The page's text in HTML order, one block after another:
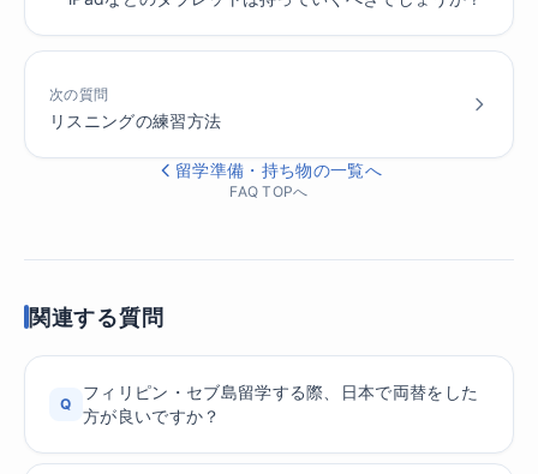
次の質問
リスニングの練習方法
留学準備・持ち物の一覧へ
FAQ TOPへ
関連する質問
Q
フィリピン・セブ島留学する際、日本で両替をした
方が良いですか？